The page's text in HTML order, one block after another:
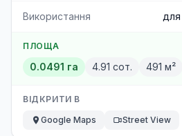
Використання
ПЛОЩА
0.0491 га 4.91 сот. 491 м²
ВІДКРИТИ В
Google Maps
Street View